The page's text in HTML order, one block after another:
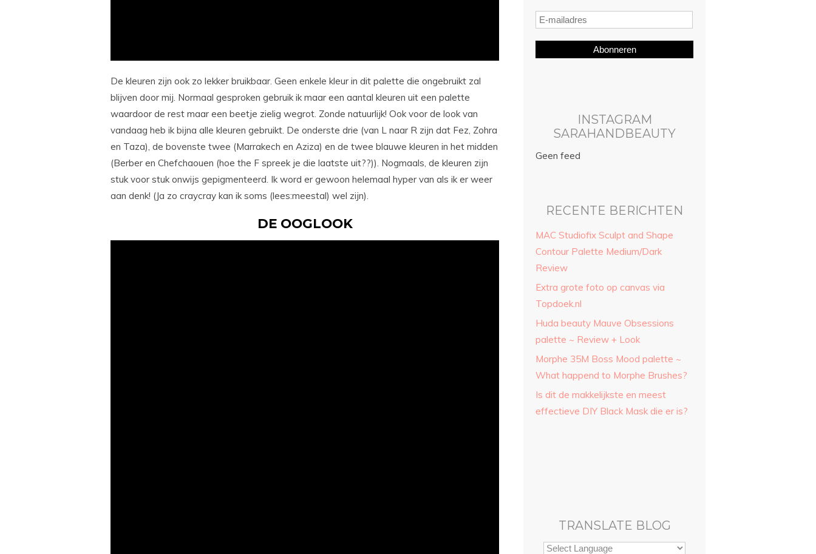
De kleuren zijn ook zo lekker bruikbaar. Geen enkele kleur in dit palette die ongebruikt zal
blijven door mij. Normaal gesproken gebruik ik maar een aantal kleuren uit een palette
waardoor de rest maar een beetje zielig wegrot. Zonde natuurlijk! Ook voor de look van
vandaag heb ik bijna alle kleuren gebruikt. De onderste drie (van L naar R zijn dat Fez, Zohra
en Taza), de bovenste twee (Marrakech en Aziza) en de twee blauwe kleuren in het midden
(Berber en Chefchaouen (hoe the F spreek je die laatste uit??)). Nogmaals, de kleuren zijn
stuk voor stuk onwijs gepigmenteerd. Ik word er gewoon helemaal hyper van als ik er weer
aan denk! (Ja zo craycray kan ik soms (lees:meestal) wel zijn).
DE OOGLOOK
Abonneren
INSTAGRAM
SARAHANDBEAUTY
Geen feed
RECENTE BERICHTEN
MAC Studiofix Sculpt and Shape
Contour Palette Medium/Dark
Review
Extra grote foto op canvas via
Topdoek.nl
Huda beauty Mauve Obsessions
palette ~ Review + Look
Morphe 35M Boss Mood palette ~
What happend to Morphe Brushes?
Is dit de makkelijkste en meest
effectieve DIY Black Mask die er is?
TRANSLATE BLOG